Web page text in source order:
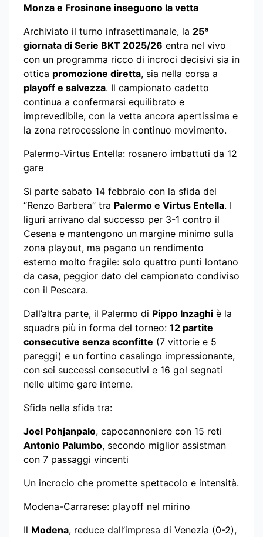
Monza e Frosinone inseguono la vetta
Archiviato il turno infrasettimanale, la 25ª
giornata di Serie BKT 2025/26 entra nel vivo
con un programma ricco di incroci decisivi sia in
ottica promozione diretta, sia nella corsa a
playoff e salvezza. Il campionato cadetto
continua a confermarsi equilibrato e
imprevedibile, con la vetta ancora apertissima e
la zona retrocessione in continuo movimento.
Palermo-Virtus Entella: rosanero imbattuti da 12
gare
Si parte sabato 14 febbraio con la sfida del
“Renzo Barbera” tra Palermo e Virtus Entella. I
liguri arrivano dal successo per 3-1 contro il
Cesena e mantengono un margine minimo sulla
zona playout, ma pagano un rendimento
esterno molto fragile: solo quattro punti lontano
da casa, peggior dato del campionato condiviso
con il Pescara.
Dall’altra parte, il Palermo di Pippo Inzaghi è la
squadra più in forma del torneo: 12 partite
consecutive senza sconfitte (7 vittorie e 5
pareggi) e un fortino casalingo impressionante,
con sei successi consecutivi e 16 gol segnati
nelle ultime gare interne.
Sfida nella sfida tra:
Joel Pohjanpalo, capocannoniere con 15 reti
Antonio Palumbo, secondo miglior assistman
con 7 passaggi vincenti
Un incrocio che promette spettacolo e intensità.
Modena-Carrarese: playoff nel mirino
Il Modena, reduce dall’impresa di Venezia (0-2),